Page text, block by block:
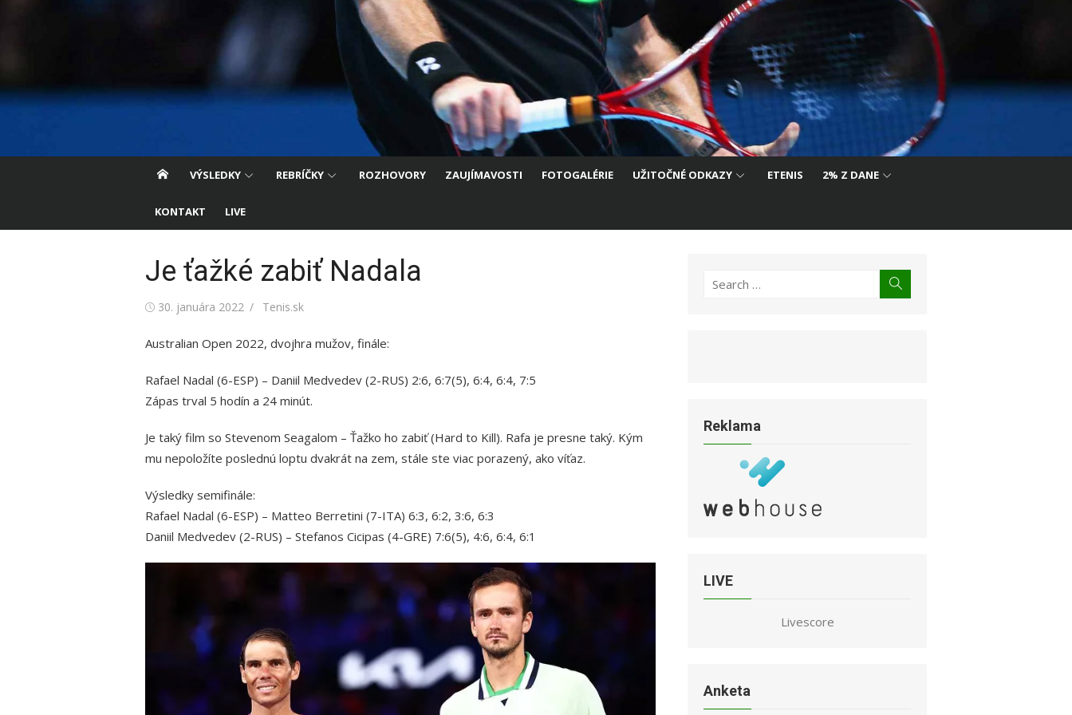
VÝSLEDKY REBRÍČKY ROZHOVORY ZAUJÍMAVOSTI FOTOGALÉRIE UŽITOČNÉ ODKAZY ETENIS 2% Z DANE
KONTAKT LIVE
Je ťažké zabiť Nadala
Posted
30. januára 2022 Author
Tenis.sk
Australian Open 2022, dvojhra mužov, finále:
Rafael Nadal (6-ESP) – Daniil Medvedev (2-RUS) 2:6, 6:7(5), 6:4, 6:4, 7:5
Zápas trval 5 hodín a 24 minút.
Je taký film so Stevenom Seagalom – Ťažko ho zabiť (Hard to Kill). Rafa je presne taký. Kým
mu nepoložíte poslednú loptu dvakrát na zem, stále ste viac porazený, ako víťaz.
Výsledky semifinále:
Rafael Nadal (6-ESP) – Matteo Berretini (7-ITA) 6:3, 6:2, 3:6, 6:3
Daniil Medvedev (2-RUS) – Stefanos Cicipas (4-GRE) 7:6(5), 4:6, 6:4, 6:1
Search
Reklama
LIVE
Livescore
Anketa